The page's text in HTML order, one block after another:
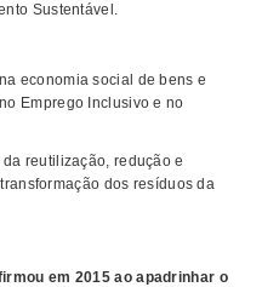
Sustentável.
economia social de bens e
Emprego Inclusivo e no
reutilização, redução e
dos resíduos da
em 2015 ao apadrinhar o